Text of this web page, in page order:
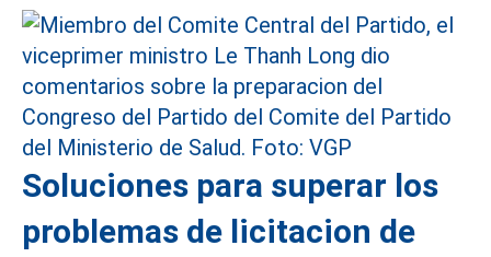
Soluciones para superar los
problemas de licitacion de